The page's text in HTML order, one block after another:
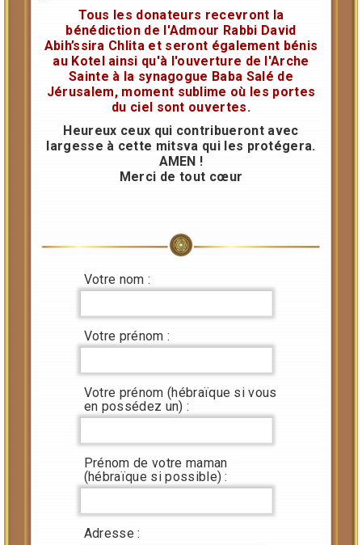
Tous les donateurs recevront la
bénédiction de l'Admour Rabbi David
Abih’ssira Chlita et seront également bénis
au Kotel ainsi qu'à l'ouverture de l'Arche
Sainte à la synagogue Baba Salé de
Jérusalem, moment sublime où les portes
du ciel sont ouvertes.
Heureux ceux qui contribueront avec
largesse à cette mitsva qui les protégera.
AMEN !
Merci de tout cœur
Votre nom :
Votre prénom :
Votre prénom (hébraïque si vous
en possédez un) :
Prénom de votre maman
(hébraïque si possible) :
Adresse :